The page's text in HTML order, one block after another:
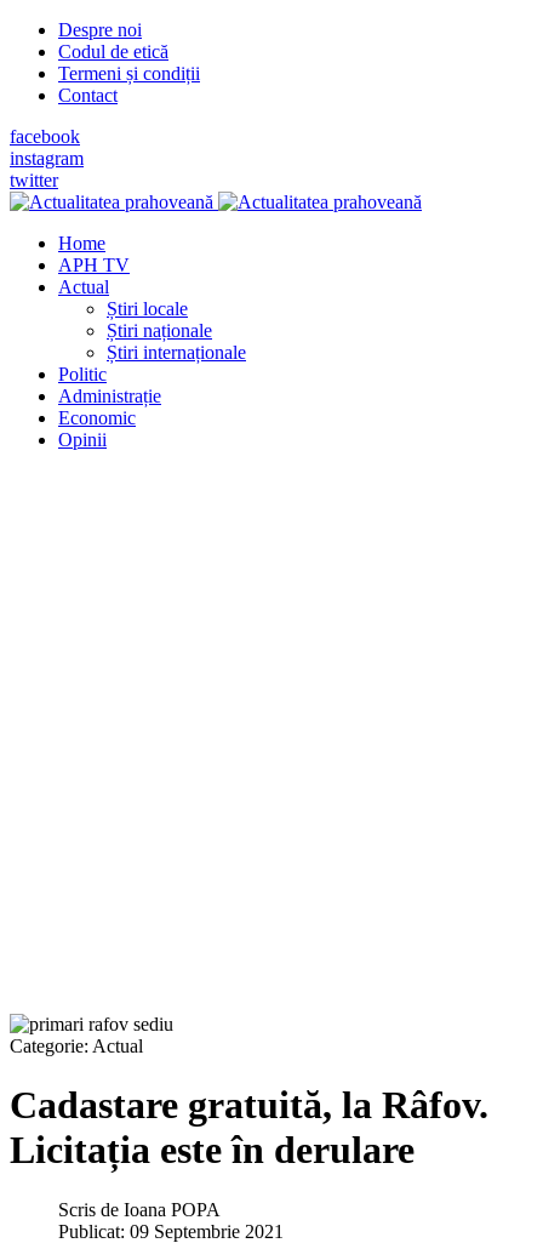
Despre noi
Codul de etică
Termeni și condiții
Contact
facebook
instagram
twitter
Home
APH TV
Actual
Știri locale
Știri naționale
Știri internaționale
Politic
Administrație
Economic
Opinii
Categorie: Actual
Cadastare gratuită, la Râfov.
Licitația este în derulare
Scris de Ioana POPA
Publicat: 09 Septembrie 2021